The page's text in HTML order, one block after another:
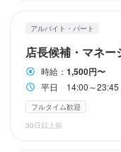
アルバイト・パート
店長候補・マネー
時給： 1,500円〜
平日 14:00～23:45 土日祝日 11:30～23:45
フルタイム歓迎
30日以上前
仕事内容
仕入れ、スタッフ育成
ただきます。
仕事内容
【仕事内容】
・電話対応や予約管理
仕事内容
仕入れ、スタッフ育成
ただきます。
仕事内容
【仕事内容】
・おでんの出汁作りや仕
この仕事のおすす
2025年、日比谷に新し
間を募集します。
2種類の出汁を用いた
ラを使った自慢の出汁
です。
この仕事のおすす
【ここがポイント】
・柔軟な働き方が可能
週2日以上、1日3時間
【ここがポイント】
・柔軟な働き方が可能
週2日以上、1日3時間
に合わせて働けます。
方も歓迎です。